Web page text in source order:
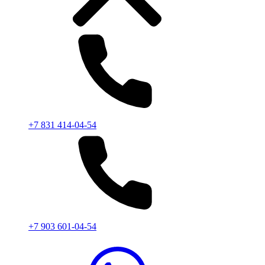
+7 831 414-04-54
+7 903 601-04-54